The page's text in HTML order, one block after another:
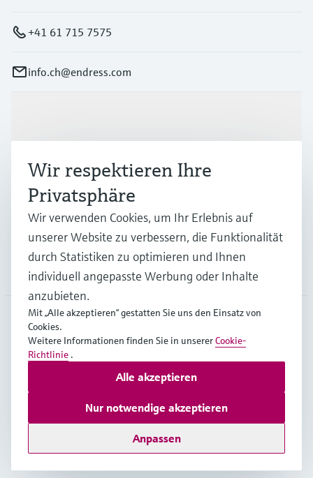
+41 61 715 7575
info.ch@endress.com
Branchen
Support
Unternehmen
CHE•Deutsch
Copyright © Endress+Hauser Group Services AG
NutzungsbedingungenDatenschutz
Rechtliches & AGB
Wir respektieren Ihre
Privatsphäre
Wir verwenden Cookies, um Ihr Erlebnis auf
unserer Website zu verbessern, die Funktionalität
durch Statistiken zu optimieren und Ihnen
individuell angepasste Werbung oder Inhalte
anzubieten.
Mit „Alle akzeptieren“ gestatten Sie uns den Einsatz von
Cookies.
Weitere Informationen finden Sie in unsererCookie-
Richtlinie .
Anpassen
Nur notwendige akzeptieren
Alle akzeptieren